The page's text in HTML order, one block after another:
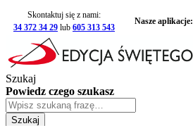
Skontaktuj się z nami:
34 372 34 29 lub 605 313 543
Nasze aplikacje:
Szukaj
Powiedz czego szukasz
Szukaj